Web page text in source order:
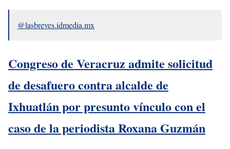
@lasbreves.idmedia.mx
Congreso de Veracruz admite solicitud
de desafuero contra alcalde de
Ixhuatlán por presunto vínculo con el
caso de la periodista Roxana Guzmán